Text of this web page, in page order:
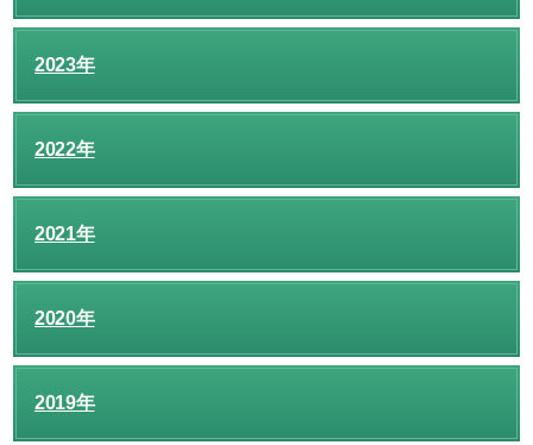
2023年
2022年
2021年
2020年
2019年